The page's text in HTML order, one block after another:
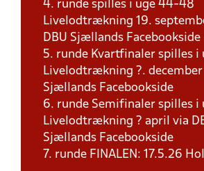
4. runde spilles i uge 44-48
Livelodtrækning 19.
DBU Sjællands Facebookside
5. runde Kvartfinaler spilles i
Livelodtrækning ?. december
Sjællands Facebookside
6. runde Semifinaler spilles i
Livelodtrækning ? april via
Sjællands Facebookside
7. runde FINALEN: 17.5.26